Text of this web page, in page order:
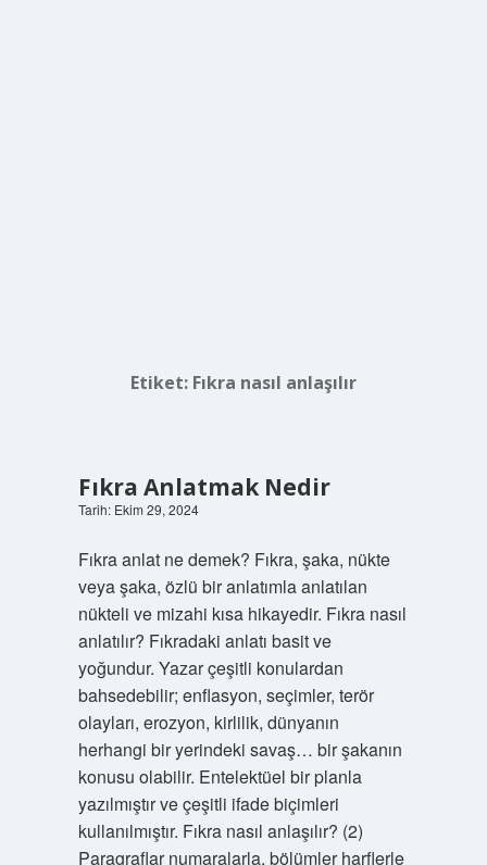
Etiket: Fıkra nasıl anlaşılır
Fıkra Anlatmak Nedir
Tarih: Ekim 29, 2024
Fıkra anlat ne demek? Fıkra, şaka, nükte
veya şaka, özlü bir anlatımla anlatılan
nükteli ve mizahi kısa hikayedir. Fıkra nasıl
anlatılır? Fıkradaki anlatı basit ve
yoğundur. Yazar çeşitli konulardan
bahsedebilir; enflasyon, seçimler, terör
olayları, erozyon, kirlilik, dünyanın
herhangi bir yerindeki savaş… bir şakanın
konusu olabilir. Entelektüel bir planla
yazılmıştır ve çeşitli ifade biçimleri
kullanılmıştır. Fıkra nasıl anlaşılır? (2)
Paragraflar numaralarla, bölümler harflerle